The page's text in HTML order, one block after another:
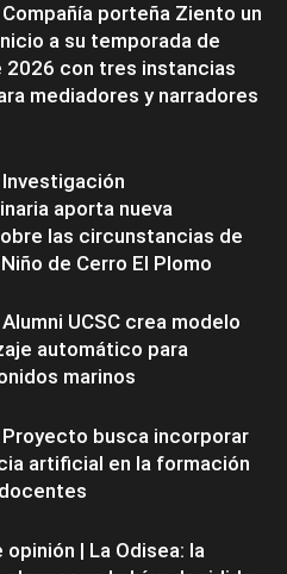
porteña Ziento un
a su temporada de
2026 con tres instancias
mediadores y narradores
aporta nueva
las circunstancias de
de Cerro El Plomo
UCSC crea modelo
automático para
marinos
busca incorporar
artificial en la formación
opinión | La Odisea: la